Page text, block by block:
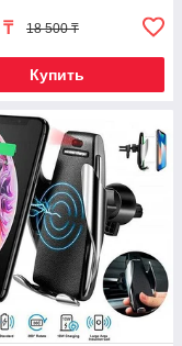
₸ 18 500 ₸
Купить